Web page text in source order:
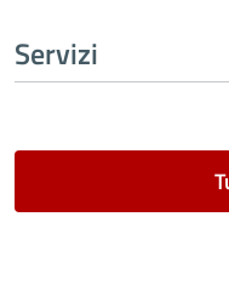
Servizi